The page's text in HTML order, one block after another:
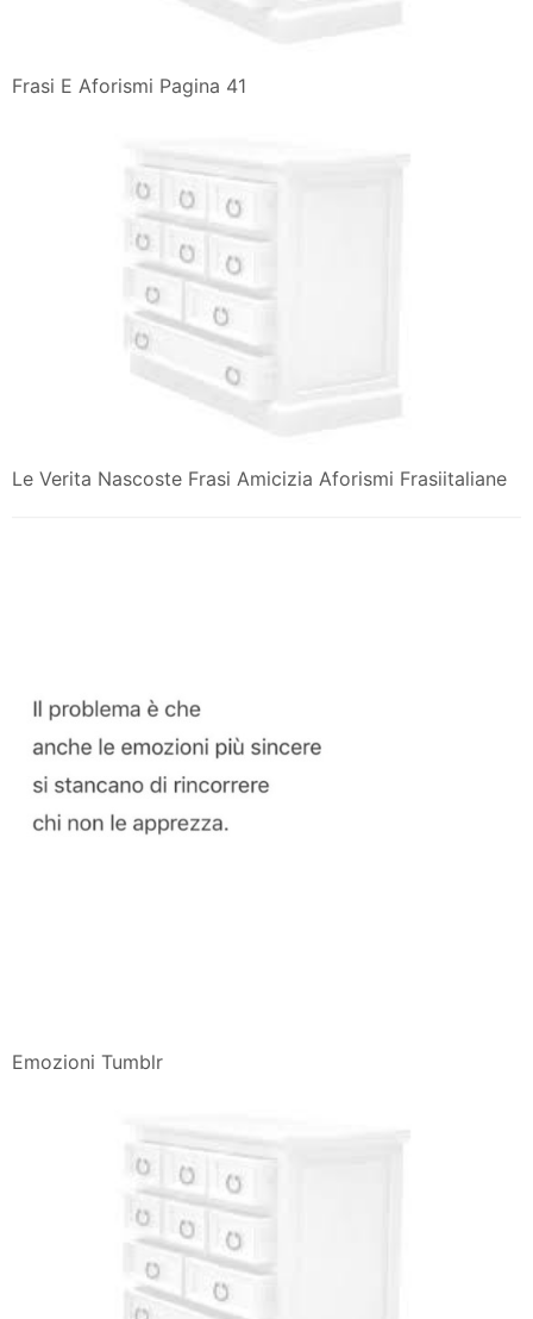
Frasi E Aforismi Pagina 41
Le Verita Nascoste Frasi Amicizia Aforismi Frasiitaliane
Emozioni Tumblr